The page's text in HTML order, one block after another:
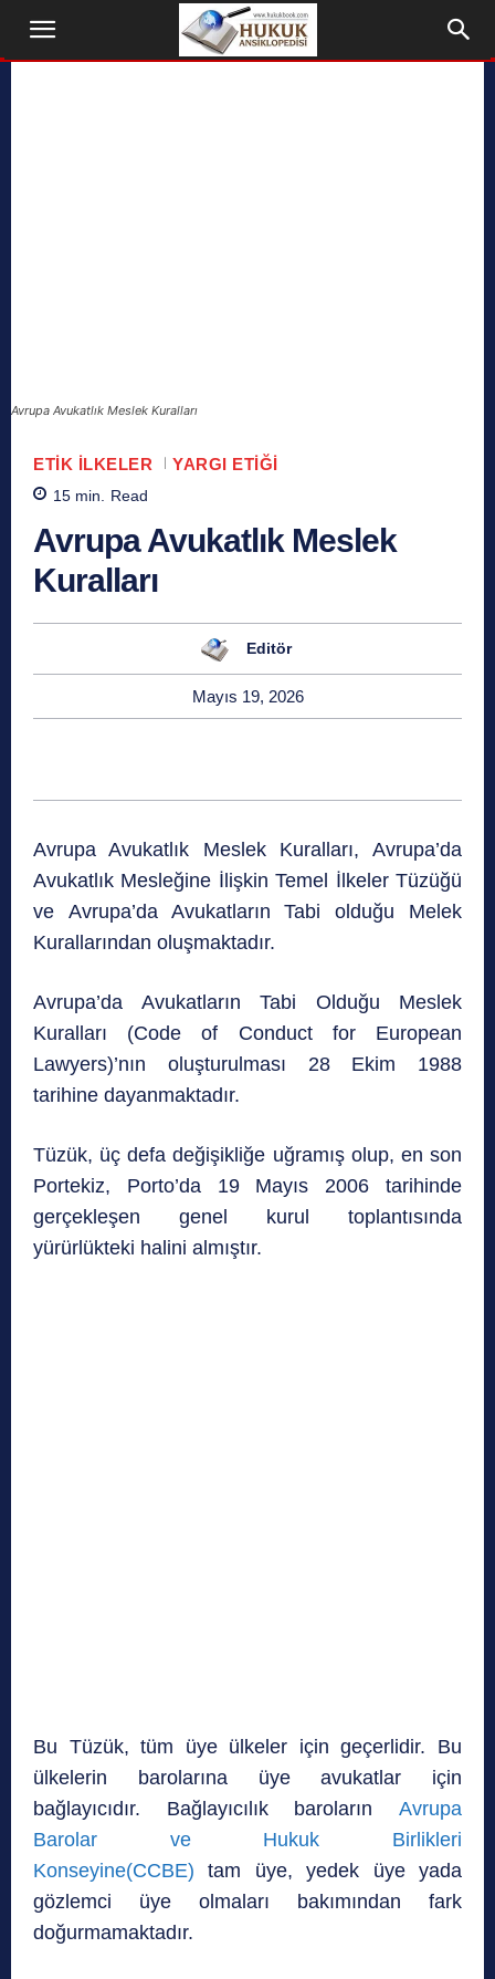
Avrupa Avukatlık Meslek Kuralları
ETIK İLKELER YARGI ETIĞI
15 min. Read
Avrupa Avukatlık Meslek
Kuralları
Editör
Mayıs 19, 2026
Avrupa Avukatlık Meslek Kuralları, Avrupa’da
Avukatlık Mesleğine İlişkin Temel İlkeler Tüzüğü
ve Avrupa’da Avukatların Tabi olduğu Melek
Kurallarından oluşmaktadır.
Avrupa’da Avukatların Tabi Olduğu Meslek
Kuralları (Code of Conduct for European
Lawyers)’nın oluşturulması 28 Ekim 1988
tarihine dayanmaktadır.
Tüzük, üç defa değişikliğe uğramış olup, en son
Portekiz, Porto’da 19 Mayıs 2006 tarihinde
gerçekleşen genel kurul toplantısında
yürürlükteki halini almıştır.
Bu Tüzük, tüm üye ülkeler için geçerlidir. Bu
ülkelerin barolarına üye avukatlar için
bağlayıcıdır. Bağlayıcılık baroların Avrupa
Barolar ve Hukuk Birlikleri
Konseyine(CCBE)tam üye, yedek üye yada
gözlemci üye olmaları bakımından fark
doğurmamaktadır.